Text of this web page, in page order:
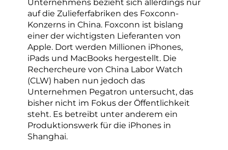
auf die Zulieferfabriken des Foxconn-
Konzerns in China. Foxconn ist bislang
einer der wichtigsten Lieferanten von
Apple. Dort werden Millionen iPhones,
iPads und MacBooks hergestellt. Die
Rechercheure von China Labor Watch
(CLW) haben nun jedoch das
Unternehmen Pegatron untersucht, das
bisher nicht im Fokus der Öffentlichkeit
steht. Es betreibt unter anderem ein
Produktionswerk für die iPhones in
Shanghai.